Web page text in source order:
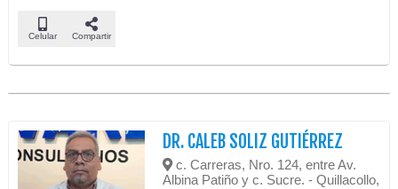
Celular Compartir
DR. CALEB SOLIZ GUTIÉRREZ
c. Carreras, Nro. 124, entre Av.
Albina Patiño y c. Sucre. - Quillacollo,